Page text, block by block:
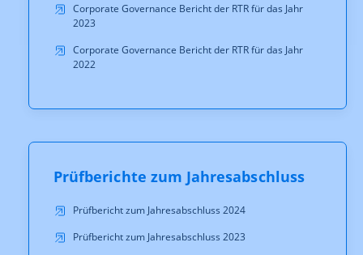
Corporate Governance Bericht der RTR für das Jahr
2023
Corporate Governance Bericht der RTR für das Jahr
2022
Prüfberichte zum Jahresabschluss
Prüfbericht zum Jahresabschluss 2024
Prüfbericht zum Jahresabschluss 2023